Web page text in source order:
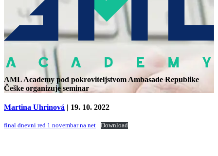
AML Academy pod pokroviteljstvom Ambasade Republike
Češke organizuje seminar
Martina Uhrinová | 19. 10. 2022
final dnevni red 1 novembar na net Download